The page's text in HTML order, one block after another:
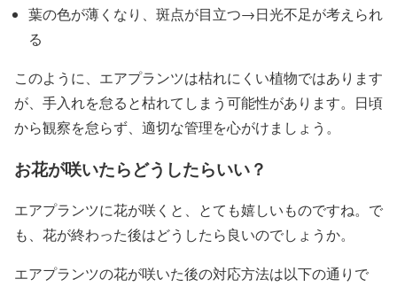
葉の色が薄くなり、斑点が目立つ→日光不足が考えられ
る
このように、エアプランツは枯れにくい植物ではあります
が、手入れを怠ると枯れてしまう可能性があります。日頃
から観察を怠らず、適切な管理を心がけましょう。
お花が咲いたらどうしたらいい？
エアプランツに花が咲くと、とても嬉しいものですね。で
も、花が終わった後はどうしたら良いのでしょうか。
エアプランツの花が咲いた後の対応方法は以下の通りで